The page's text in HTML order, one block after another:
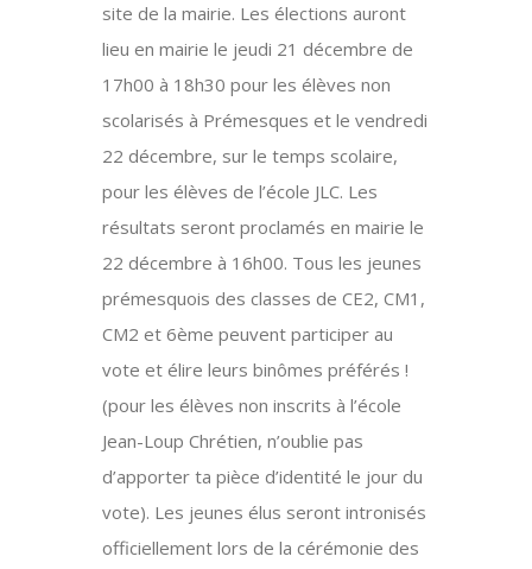
site de la mairie. Les élections auront
lieu en mairie le jeudi 21 décembre de
17h00 à 18h30 pour les élèves non
scolarisés à Prémesques et le vendredi
22 décembre, sur le temps scolaire,
pour les élèves de l’école JLC. Les
résultats seront proclamés en mairie le
22 décembre à 16h00. Tous les jeunes
prémesquois des classes de CE2, CM1,
CM2 et 6ème peuvent participer au
vote et élire leurs binômes préférés !
(pour les élèves non inscrits à l’école
Jean-Loup Chrétien, n’oublie pas
d’apporter ta pièce d’identité le jour du
vote). Les jeunes élus seront intronisés
officiellement lors de la cérémonie des